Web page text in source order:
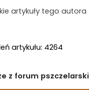
artykuły tego autora
artykułu: 4264
z forum